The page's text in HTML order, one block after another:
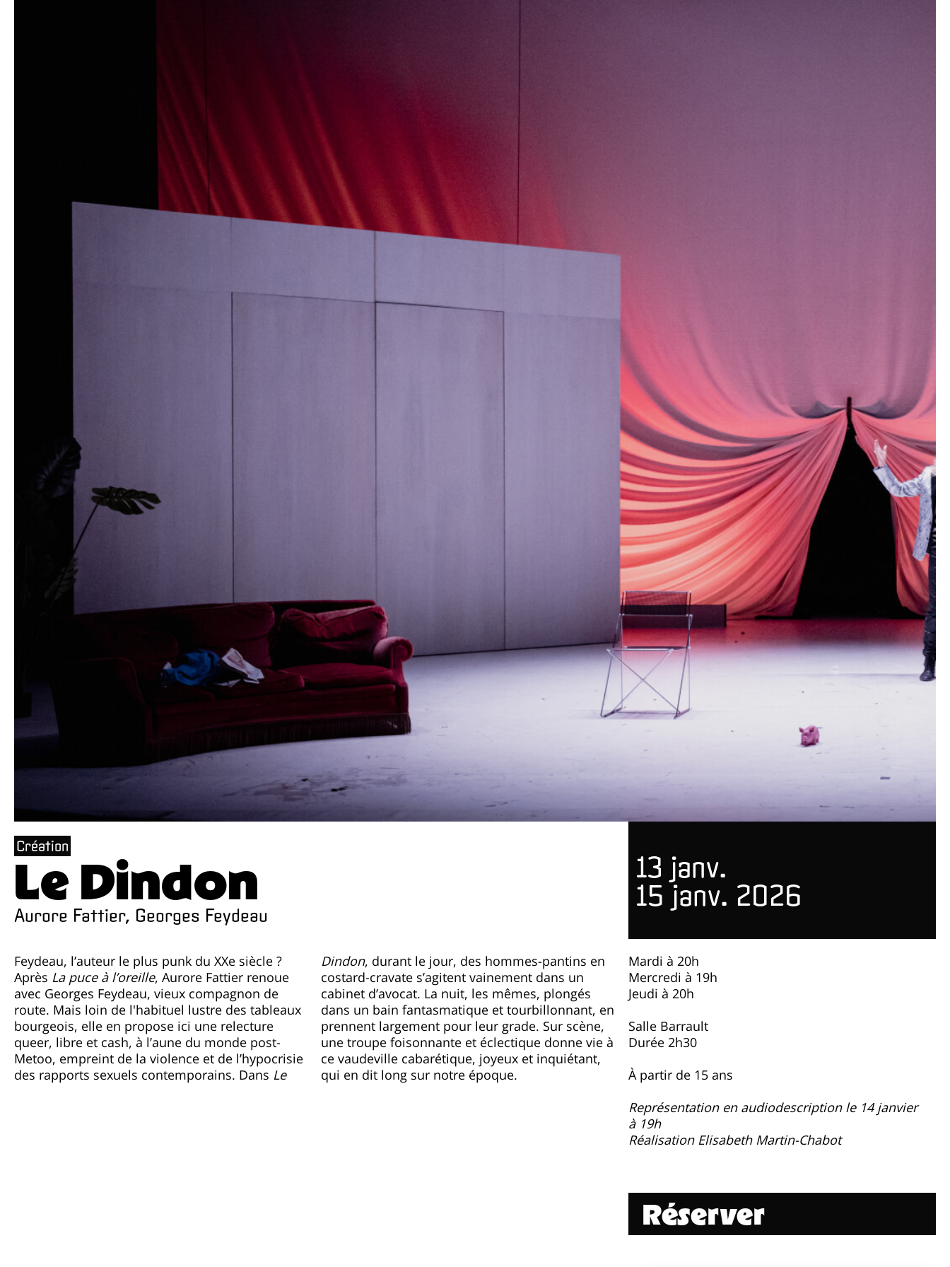
Création
Le Dindon
Aurore Fattier, Georges Feydeau
13 janv.
15 janv. 2026
Feydeau, l’auteur le plus punk du XXe siècle ?
Après La puce à l’oreille, Aurore Fattier renoue
avec Georges Feydeau, vieux compagnon de
route. Mais loin de l'habituel lustre des tableaux
bourgeois, elle en propose ici une relecture
queer, libre et cash, à l’aune du monde post-
Metoo, empreint de la violence et de l’hypocrisie
des rapports sexuels contemporains. Dans Le
Dindon, durant le jour, des hommes-pantins en
costard-cravate s’agitent vainement dans un
cabinet d’avocat. La nuit, les mêmes, plongés
dans un bain fantasmatique et tourbillonnant, en
prennent largement pour leur grade. Sur scène,
une troupe foisonnante et éclectique donne vie à
ce vaudeville cabarétique, joyeux et inquiétant,
qui en dit long sur notre époque.
Mardi à 20h
Mercredi à 19h
Jeudi à 20h
Salle Barrault
Durée 2h30
À partir de 15 ans
Représentation en audiodescription le 14 janvier
à 19h
Réalisation Elisabeth Martin-Chabot
Réserver